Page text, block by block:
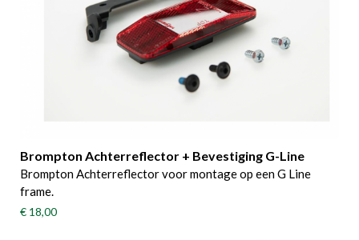
Brompton Achterreflector + Bevestiging G-Line
Brompton Achterreflector voor montage op een G Line
frame.
€ 18,00